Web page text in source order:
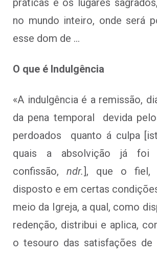
práticas e os lugares
no mundo inteiro, onde será
esse dom de …
O que é Indulgência
«A indulgência é a remissão,
da pena temporal devida
perdoados quanto á culpa
quais a absolvição já foi
confissão, ndr.], que o fiel,
disposto e em certas
meio da Igreja, a qual, como
redenção, distribui e aplica,
o tesouro das satisfações